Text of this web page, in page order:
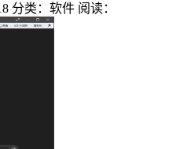
分类：软件 阅读：